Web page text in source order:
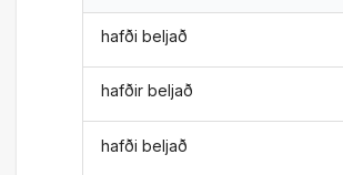
hafði beljað
hafðir beljað
hafði beljað